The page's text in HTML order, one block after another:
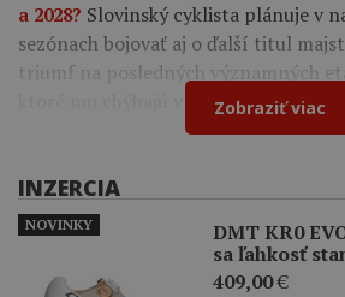
a 2028? Slovinský cyklista plánuje v
sezónach bojovať aj o ďalší titul
triumf na posledných významných
ktoré mu chýbajú v zbierke.Zobraziť viac
INZERCIA
DMT KR0
sa ľahkosť
409,00€
NOVINKY